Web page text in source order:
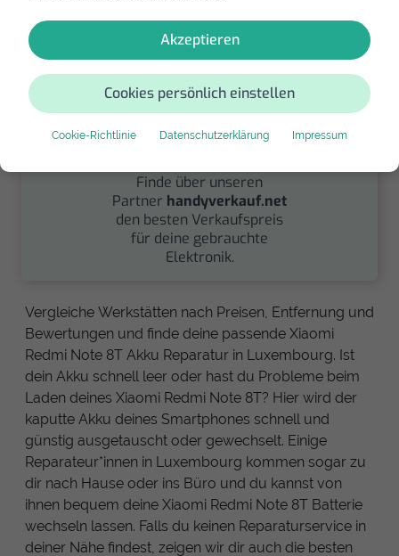
Akzeptieren
Cookies persönlich einstellen
Cookie-Richtlinie Datenschutzerklärung Impressum
Verkaufen
Finde über unseren
Partner handyverkauf.net
den besten Verkaufspreis
für deine gebrauchte
Elektronik.
Vergleiche Werkstätten nach Preisen, Entfernung und
Bewertungen und finde deine passende Xiaomi
Redmi Note 8T Akku Reparatur in Luxembourg. Ist
dein Akku schnell leer oder hast du Probleme beim
Laden deines Xiaomi Redmi Note 8T? Hier wird der
kaputte Akku deines Smartphones schnell und
günstig ausgetauscht oder gewechselt. Einige
Reparateur*innen in Luxembourg kommen sogar zu
dir nach Hause oder ins Büro und du kannst von
ihnen bequem deine Xiaomi Redmi Note 8T Batterie
wechseln lassen. Falls du keinen Reparaturservice in
deiner Nähe findest, zeigen wir dir auch die besten